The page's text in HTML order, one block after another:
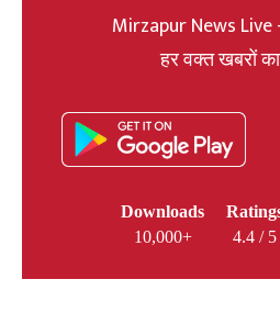
Mirzapur News
हर वक्त खबरों
Downloads
10,000+
4.4 / 5